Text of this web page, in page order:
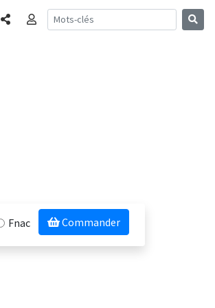
PartagerConnexion
Fnac Commander